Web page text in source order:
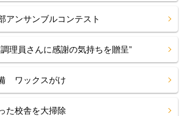
アンサンブルコンテスト
理員さんに感謝の気持ちを贈呈”
ワックスがけ
た校舎を大掃除